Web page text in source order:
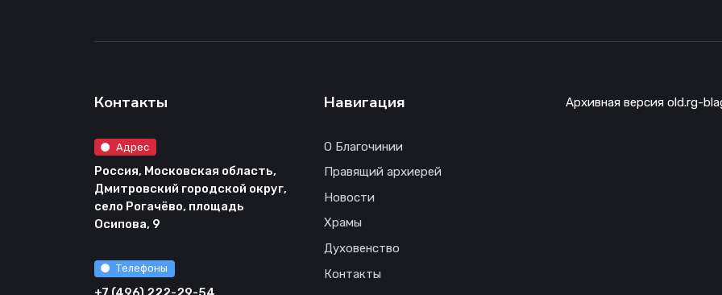
Контакты
Адрес
Россия, Московская область,
Дмитровский городской округ,
село Рогачёво, площадь
Осипова, 9
Телефоны
Навигация
О Благочинии
Правящий архиерей
Новости
Храмы
Духовенство
Контакты
Архивная версия old.rg-